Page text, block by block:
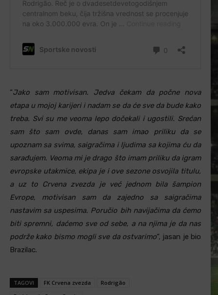
“Jako sam motivisan. Jedva čekam da počne nova
etapa u mojoj karijeri i nadam se da će sve da bude kako
treba. Svi su me veoma lepo dočekali i ugostili. Srećan
sam što sam ovde, danas sam imao priliku da se
upoznam sa svima, saigračima i ljudima sa kojima ću da
sarađujem. Veoma mi je drago što imam priliku da igram
evropske utakmice, ekipa je i ove sezone osvojila titulu,
a uz to Crvena zvezda je već jednom bila šampion
Evrope, motivisan sam da zajedno sa saigračima
nastavim sa uspesima. Poručio bih navijačima da ćemo
biti spremni, daćemo sve od sebe, a na njima je da nas
podrže kako bismo mogli sve da ostvarimo“, jasan je bio
Brazilac.
TAGOVI FK Crvena zvezda
Rodrigão